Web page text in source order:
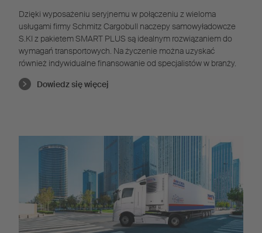
Dzięki wyposażeniu seryjnemu w połączeniu z wieloma
usługami firmy Schmitz Cargobull naczepy samowyładowcze
S.KI z pakietem SMART PLUS są idealnym rozwiązaniem do
wymagań transportowych. Na życzenie można uzyskać
również indywidualne finansowanie od specjalistów w branży.
Dowiedz się więcej